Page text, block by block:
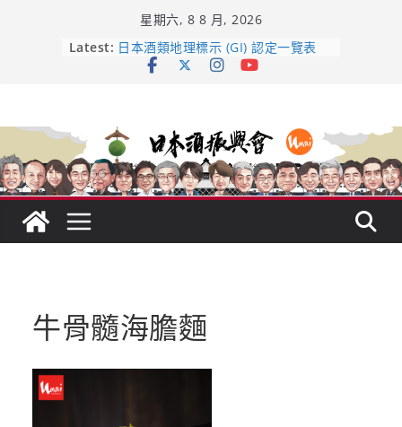
星期六, 8 8 月, 2026
Latest: 吟釀的堅持與傳承 ～ くどき上手
日本酒類地理標示 (GI) 認定一覽表
【酒業商戰】130年老酒藏殺入股票
市場！梅乃宿上市背後的密碼
牛骨髓海膽麵